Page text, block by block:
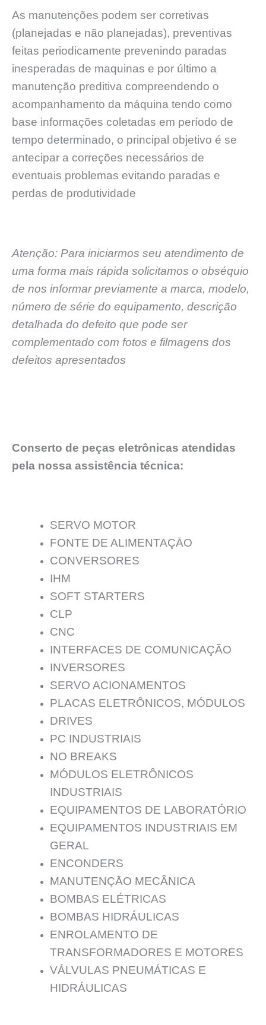
As manutenções podem ser corretivas
(planejadas e não planejadas), preventivas
feitas periodicamente prevenindo paradas
inesperadas de maquinas e por último a
manutenção preditiva compreendendo o
acompanhamento da máquina tendo como
base informações coletadas em período de
tempo determinado, o principal objetivo é se
antecipar a correções necessários de
eventuais problemas evitando paradas e
perdas de produtividade
Atenção: Para iniciarmos seu atendimento de
uma forma mais rápida solicitamos o obséquio
de nos informar previamente a marca, modelo,
número de série do equipamento, descrição
detalhada do defeito que pode ser
complementado com fotos e filmagens dos
defeitos apresentados
Conserto de peças eletrônicas atendidas
pela nossa assistência técnica:
SERVO MOTOR
FONTE DE ALIMENTAÇĀO
CONVERSORES
IHM
SOFT STARTERS
CLP
CNC
INTERFACES DE COMUNICAÇÃO
INVERSORES
SERVO ACIONAMENTOS
PLACAS ELETRÔNICOS, MÓDULOS
DRIVES
PC INDUSTRIAIS
NO BREAKS
MÓDULOS ELETRÔNICOS
INDUSTRIAIS
EQUIPAMENTOS DE LABORATÓRIO
EQUIPAMENTOS INDUSTRIAIS EM
GERAL
ENCONDERS
MANUTENÇĀO MECÂNICA
BOMBAS ELÉTRICAS
BOMBAS HIDRÁULICAS
ENROLAMENTO DE
TRANSFORMADORES E MOTORES
VÁLVULAS PNEUMÁTICAS E
HIDRÁULICAS